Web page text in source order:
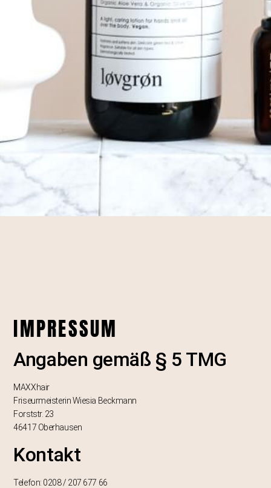
IMPRESSUM
Angaben gemäß § 5 TMG
MAXXhair
Friseurmeisterin Wiesia Beckmann
Forststr. 23
46417 Oberhausen
Kontakt
Telefon: 0208 / 207 677 66